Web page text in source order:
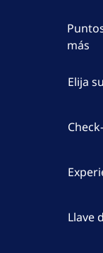
más
Elija
Llave